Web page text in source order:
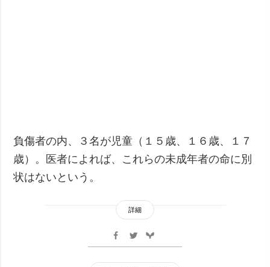
負傷者の内、３名が児童（１５歳、１６歳、１７
歳）。医者によれば、これらの未成年者の命に別
状はないという。
詳細